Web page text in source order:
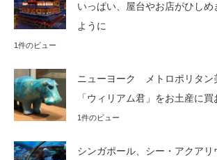
いっぱい、屋台やお店がひし
ように
1件のビュー
ニューヨーク メトロポリタン
「ウィリアム君」をお土産に買
1件のビュー
シンガポール、シー・アクアリ